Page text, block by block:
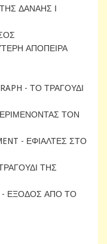
ΔΑΝΑΗΣ Ι
ΑΠΟΠΕΙΡΑ
- ΤΟ ΤΡΑΓΟΥΔΙ
ΤΟΝ
- ΕΦΙΑΛΤΕΣ ΣΤΟ
ΤΗΣ
- ΕΞΟΔΟΣ ΑΠΟ ΤΟ